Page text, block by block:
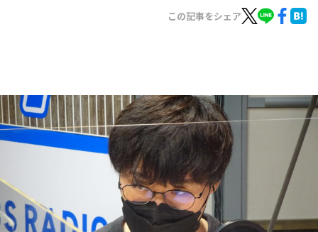
YouTube
会社情報
この記事をシェア